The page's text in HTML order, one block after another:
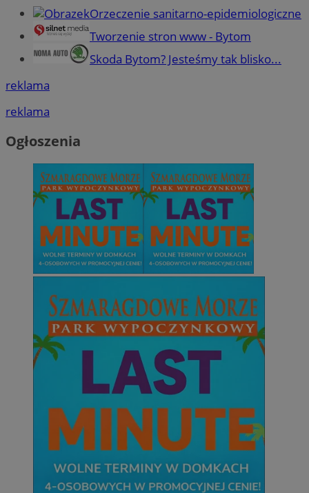
Orzeczenie sanitarno-epidemiologiczne
Tworzenie stron www - Bytom
Skoda Bytom? Jesteśmy tak blisko...
reklama
reklama
Ogłoszenia